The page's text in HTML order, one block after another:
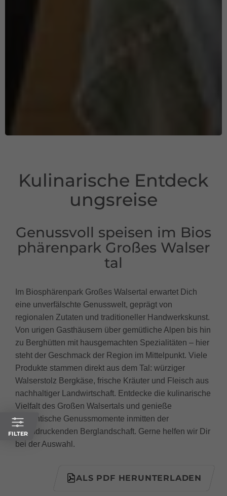
Kulinarische Entdeck
ungsreise
Genussvoll speisen im Bios
phärenpark Großes Walser
tal
Im Biosphärenpark Großes Walsertal erwartet Dich
eine unverfälschte Genusswelt, geprägt von
regionalen Zutaten und traditioneller Handwerkskunst.
Von urigen Gasthäusern über gemütliche Alpen bis hin
zu Berghütten mit hausgemachten Spezialitäten – hier
steht der Geschmack der Region im Mittelpunkt. Viele
Produkte stammen direkt aus dem Tal: würziger
Walserstolz Bergkäse, frische Kräuter und Fleisch aus
nachhaltiger Landwirtschaft. Entdecke die kulinarische
Vielfalt des Großen Walsertals und genieße
authentische Genussmomente inmitten der
beeindruckenden Berglandschaft. Gerne helfen wir Dir
bei der Auswahl.
FILTER
ALS PDF HERUNTERLADEN